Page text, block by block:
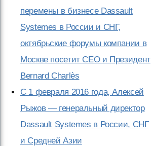
перемены в бизнесе Dassault
Systemes в России и СНГ,
октябрьские форумы компании в
Москве посетит CEO и Президент
Bernard Charlès
С 1 февраля 2016 года, Алексей
Рыжов — генеральный директор
Dassault Systemes в России, СНГ
и Средней Азии